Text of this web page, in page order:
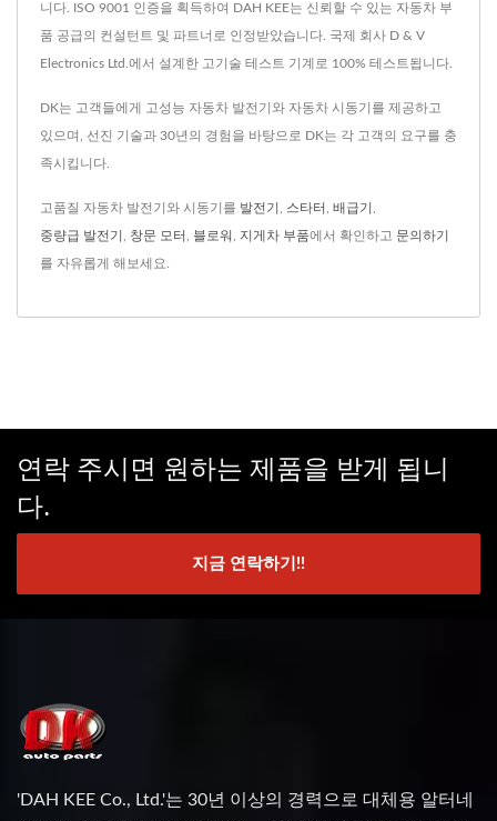
니다. ISO 9001 인증을 획득하여 DAH KEE는 신뢰할 수 있는 자동차 부
품 공급의 컨설턴트 및 파트너로 인정받았습니다. 국제 회사 D & V
Electronics Ltd.에서 설계한 고기술 테스트 기계로 100% 테스트됩니다.
DK는 고객들에게 고성능 자동차 발전기와 자동차 시동기를 제공하고
있으며, 선진 기술과 30년의 경험을 바탕으로 DK는 각 고객의 요구를 충
족시킵니다.
고품질 자동차 발전기와 시동기를 발전기 , 스타터 , 배급기 ,
중량급 발전기 , 창문 모터 , 블로워 , 지게차 부품에서 확인하고 문의하기
를 자유롭게 해보세요.
연락 주시면 원하는 제품을 받게 됩니
다.
지금 연락하기!!
'DAH KEE Co., Ltd.'는 30년 이상의 경력으로 대체용 알터네